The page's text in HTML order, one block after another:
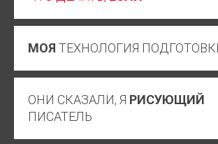
МОЯ ТЕХНОЛОГИЯ
ОНИ СКАЗАЛИ, Я РИСУЮЩИЙ
ПИСАТЕЛЬ